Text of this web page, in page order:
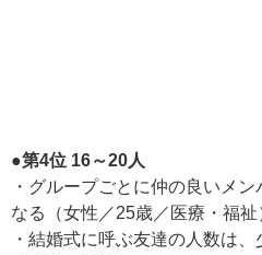
●第4位 16～20人
・グループごとに仲の良いメ
なる（女性／25歳／医療・福祉
・結婚式に呼ぶ友達の人数は